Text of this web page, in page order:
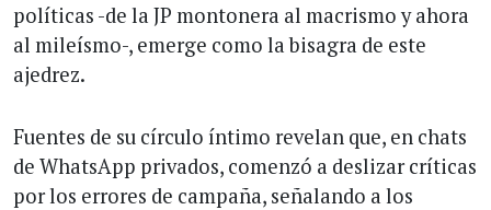
políticas -de la JP montonera al macrismo y ahora
al mileísmo-, emerge como la bisagra de este
ajedrez.
Fuentes de su círculo íntimo revelan que, en chats
de WhatsApp privados, comenzó a deslizar críticas
por los errores de campaña, señalando a los